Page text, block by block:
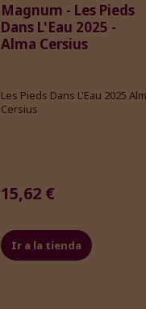
Magnum - Les Pieds
Dans L'Eau 2025 -
Alma Cersius
Les Pieds Dans L'Eau 2025
Cersius
15,62 €
Ir a la tienda